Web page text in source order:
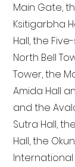
Main Gate,
Ksitigarbha
Hall, the
North Bell
Tower, the
Amida Hall
and the
Sutra Hall,
Hall, the